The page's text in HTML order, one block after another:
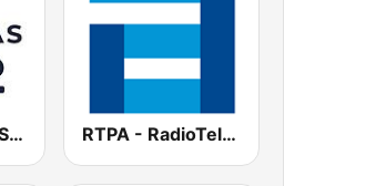
Radio Asturias SER RTPA - RadioTelevisión del Principado de Asturias